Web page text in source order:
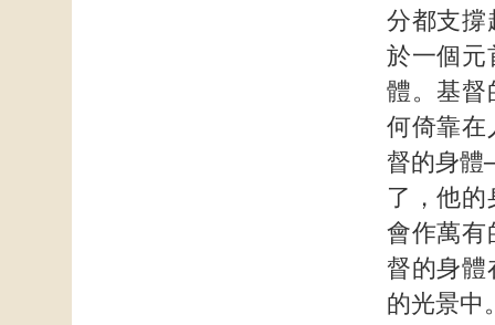
分都支撐
於一個元
體。基督
何倚靠在
督的身體
了，他
會作萬有
督的身體
的光景中